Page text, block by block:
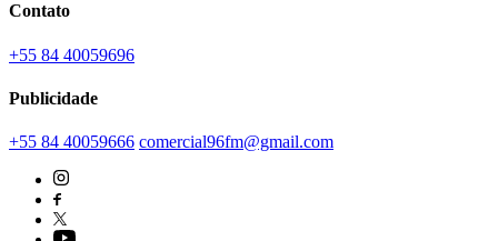
Contato
+55 84 40059696
Publicidade
+55 84 40059666 comercial96fm@gmail.com